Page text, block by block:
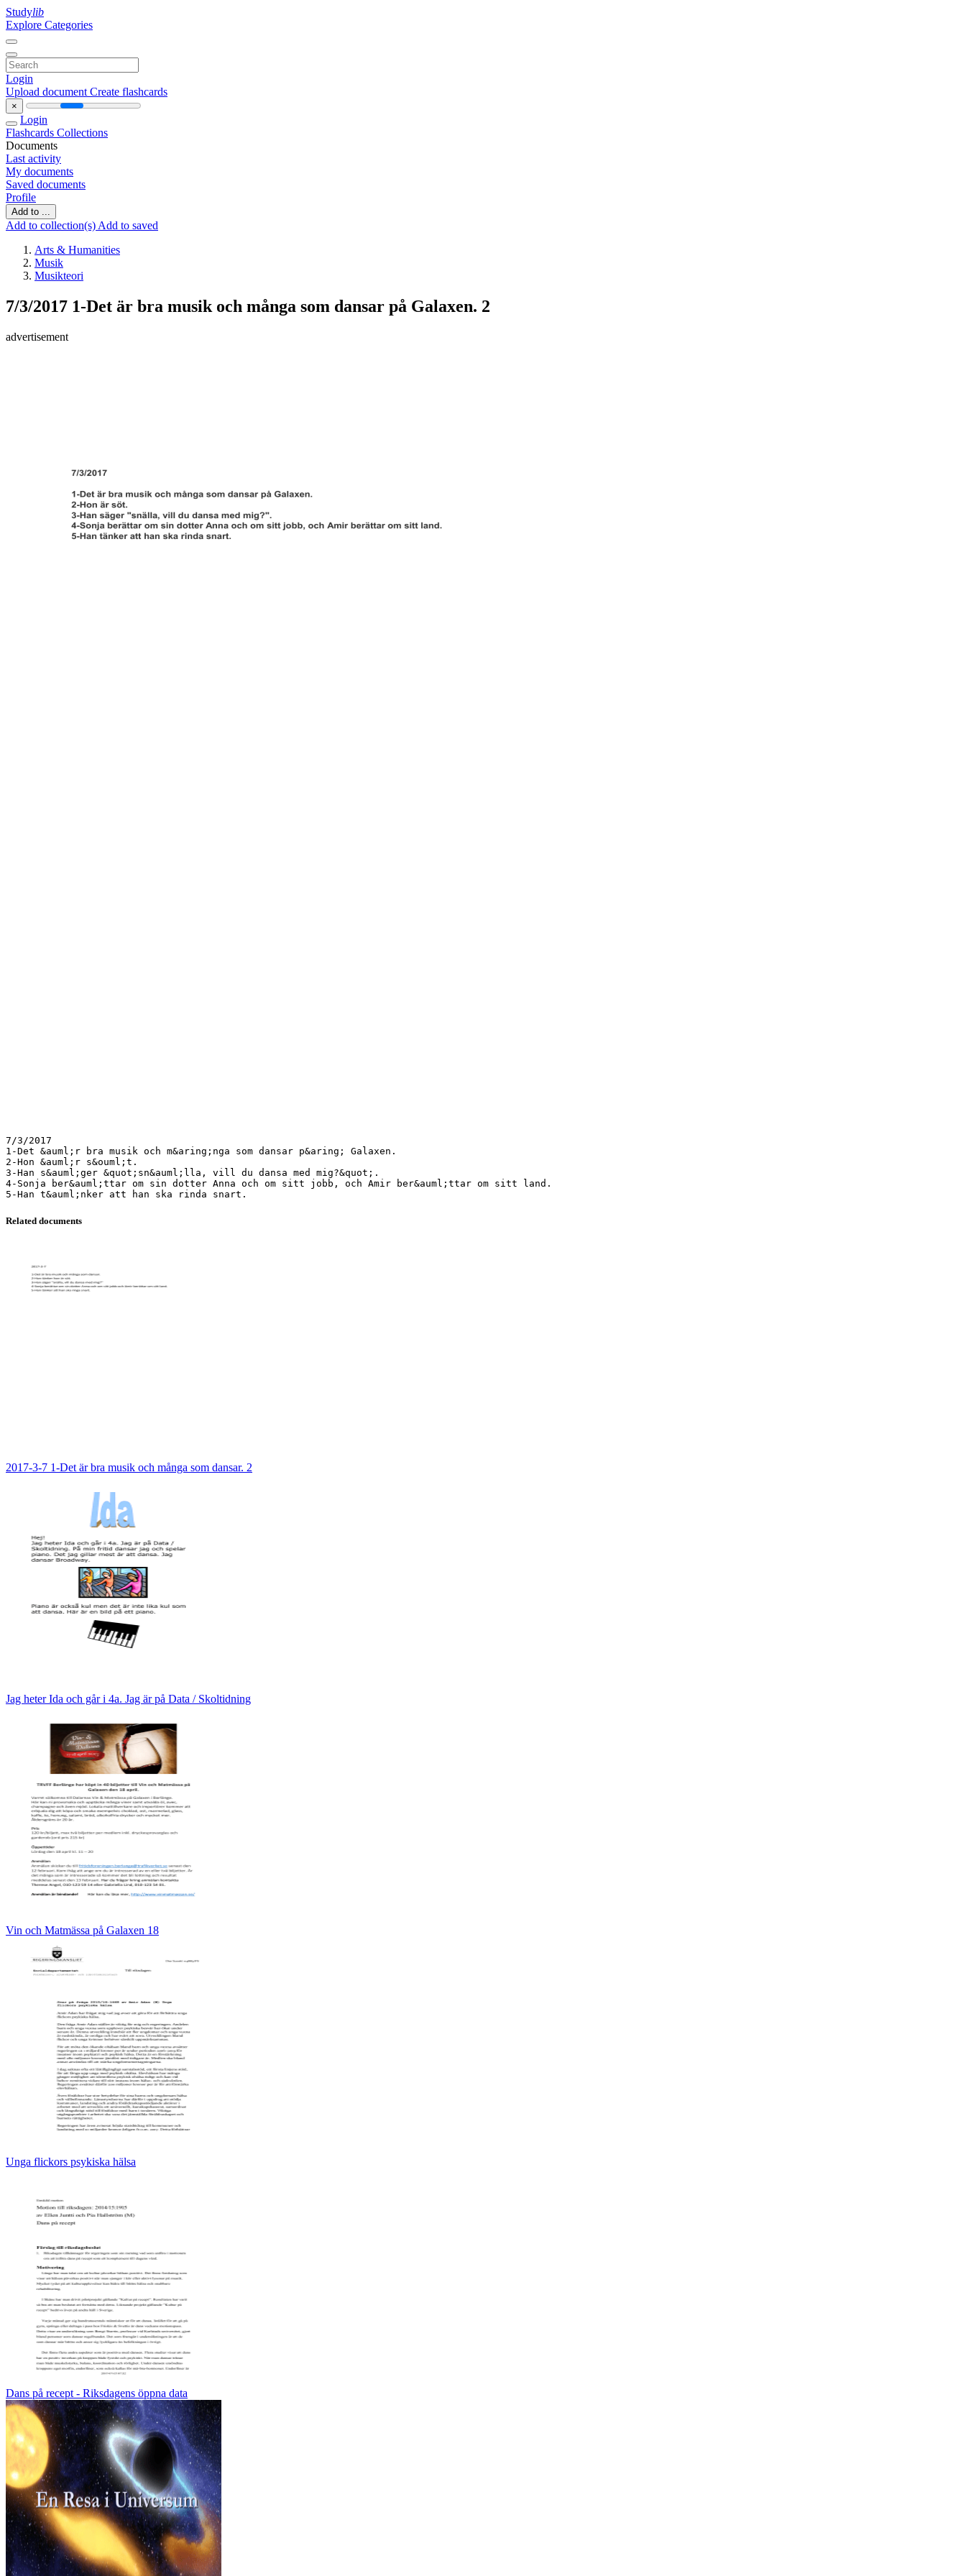
Studylib
Explore Categories
Login
Upload document Create flashcards
×
Login
Flashcards Collections
Documents
Last activity
My documents
Saved documents
Profile
Add to ...
Add to collection(s) Add to saved
Arts & Humanities
Musik
Musikteori
7/3/2017 1-Det är bra musik och många som dansar på Galaxen. 2
advertisement
7/3/2017
1-Det &auml;r bra musik och m&aring;nga som dansar p&aring; Galaxen.
2-Hon &auml;r s&ouml;t.
3-Han s&auml;ger &quot;sn&auml;lla, vill du dansa med mig?&quot;.
4-Sonja ber&auml;ttar om sin dotter Anna och om sitt jobb, och Amir ber&auml;ttar om sitt land.
Related documents
2017-3-7 1-Det är bra musik och många som dansar. 2
Jag heter Ida och går i 4a. Jag är på Data / Skoltidning
Vin och Matmässa på Galaxen 18
Unga flickors psykiska hälsa
Dans på recept - Riksdagens öppna data